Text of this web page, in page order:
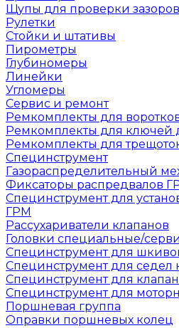
Щупы для проверки зазоров
Рулетки
Стойки и штативы
Пирометры
Глубиномеры
Линейки
Угломеры
Сервис и ремонт
Ремкомплекты для
Ремкомплекты для ключей
Ремкомплекты для
Специнструмент
Газораспределительный
Фиксаторы распредвалов
Специнструмент для
ГРМ
Рассухариватели клапанов
Головки специальные/
Специнструмент для
Специнструмент для седел
Специнструмент для
Специнструмент для
Поршневая группа
Оправки поршневых колец